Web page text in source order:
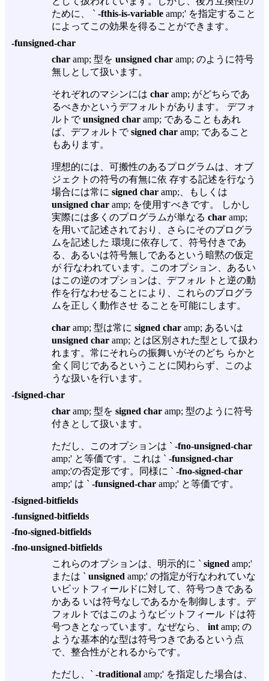
ために、 ` -fthis-is-variable amp;' を指定すること
によってこの効果を得ることができます。
-funsigned-char
char amp; 型を unsigned char amp; のように符号
無しとして扱います。
それぞれのマシンには char amp; がどちらであ
るべきかというデフォルトがあります。 デフォ
ルトでunsigned char amp; であることもあれ
ば、デフォルトでsigned char amp; であること
もあります。
理想的には、可搬性のあるプログラムは、オブ
ジェクトの符号の有無に依 存する記述を行なう
場合には常に signed char amp;、もしくは
unsigned char amp; を使用すべきです。 しかし
実際には多くのプログラムが単なる char amp;
を用いて記述されており、さらにそのプログラ
ムを記述した 環境に依存して、符号付きであ
る、あるいは符号無しであるという暗黙の仮定
が 行なわれています。このオプション、あるい
はこの逆のオプションは、デフォル トと逆の動
作を行なわせることにより、これらのプログラ
ムを正しく動作させ ることを可能にします。
char amp; 型は常に signed char amp; あるいは
unsigned char amp; とは区別された型として扱わ
れます。常にそれらの振舞いがそのどち らかと
全く同じであるということに関わらず、このよ
うな扱いを行います。
-fsigned-char
char amp; 型を signed char amp; 型のように符号
付きとして扱います。
ただし、このオプションは ` -fno-unsigned-char
amp;' と等価です。これは ` -funsigned-char
amp;'の否定形です。同様に ` -fno-signed-char
amp;' は ` -funsigned-char amp;' と等価です。
-fsigned-bitfields
-funsigned-bitfields
-fno-signed-bitfields
-fno-unsigned-bitfields
これらのオプションは、明示的に ` signed amp;'
または ` unsigned amp;' の指定が行なわれていな
いビットフィールドに対して、符号つきである
かある いは符号なしであるかを制御します。デ
フォルトではこのようなビットフィール ドは符
号つきとなっています。なぜなら、 int amp; の
ような基本的な型は符号つきであるという点
で、整合性がとれるからです。
ただし、` -traditional amp;' を指定した場合は、